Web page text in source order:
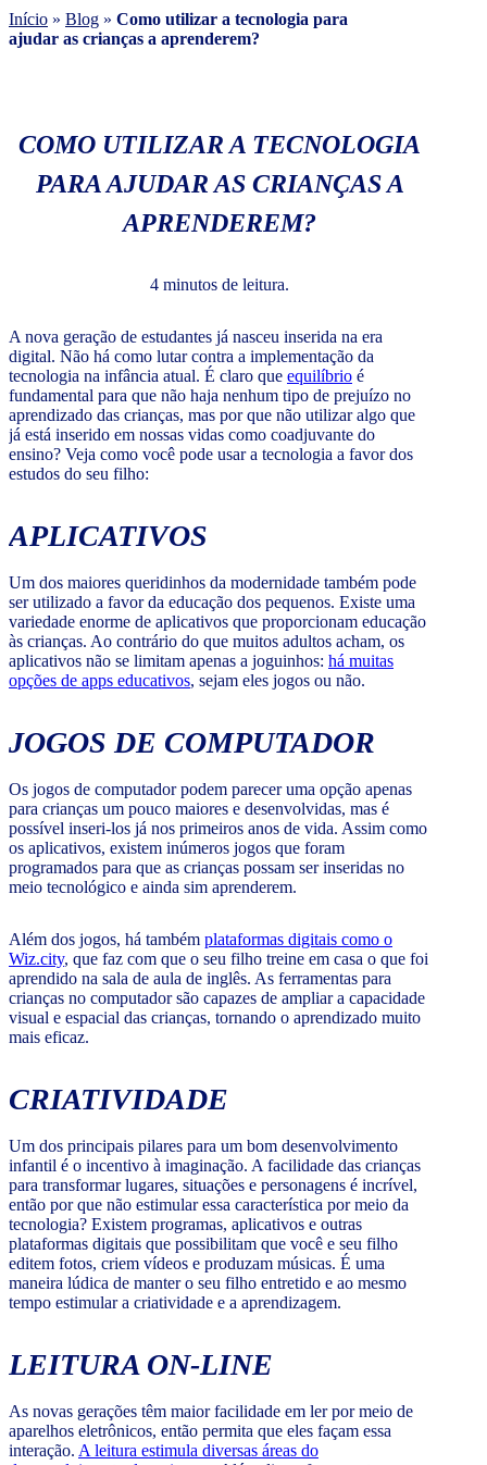
Início » Blog » Como utilizar a tecnologia para
ajudar as crianças a aprenderem?
COMO UTILIZAR A TECNOLOGIA
PARA AJUDAR AS CRIANÇAS A
APRENDEREM?
4 minutos de leitura.
A nova geração de estudantes já nasceu inserida na era
digital. Não há como lutar contra a implementação da
tecnologia na infância atual. É claro que equilíbrio é
fundamental para que não haja nenhum tipo de prejuízo no
aprendizado das crianças, mas por que não utilizar algo que
já está inserido em nossas vidas como coadjuvante do
ensino? Veja como você pode usar a tecnologia a favor dos
estudos do seu filho:
APLICATIVOS
Um dos maiores queridinhos da modernidade também pode
ser utilizado a favor da educação dos pequenos. Existe uma
variedade enorme de aplicativos que proporcionam educação
às crianças. Ao contrário do que muitos adultos acham, os
aplicativos não se limitam apenas a joguinhos: há muitas
opções de apps educativos, sejam eles jogos ou não.
JOGOS DE COMPUTADOR
Os jogos de computador podem parecer uma opção apenas
para crianças um pouco maiores e desenvolvidas, mas é
possível inseri-los já nos primeiros anos de vida. Assim como
os aplicativos, existem inúmeros jogos que foram
programados para que as crianças possam ser inseridas no
meio tecnológico e ainda sim aprenderem.
Além dos jogos, há também plataformas digitais como o
Wiz.city, que faz com que o seu filho treine em casa o que foi
aprendido na sala de aula de inglês. As ferramentas para
crianças no computador são capazes de ampliar a capacidade
visual e espacial das crianças, tornando o aprendizado muito
mais eficaz.
CRIATIVIDADE
Um dos principais pilares para um bom desenvolvimento
infantil é o incentivo à imaginação. A facilidade das crianças
para transformar lugares, situações e personagens é incrível,
então por que não estimular essa característica por meio da
tecnologia? Existem programas, aplicativos e outras
plataformas digitais que possibilitam que você e seu filho
editem fotos, criem vídeos e produzam músicas. É uma
maneira lúdica de manter o seu filho entretido e ao mesmo
tempo estimular a criatividade e a aprendizagem.
LEITURA ON-LINE
As novas gerações têm maior facilidade em ler por meio de
aparelhos eletrônicos, então permita que eles façam essa
interação. A leitura estimula diversas áreas do